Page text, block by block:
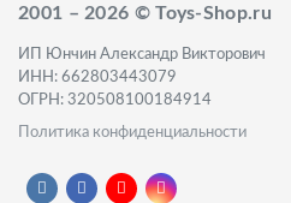
2001 – 2026 © Toys-Shop.ru
ИП Юнчин Александр Викторович
ИНН: 662803443079
ОГРН: 320508100184914
Политика конфиденциальности